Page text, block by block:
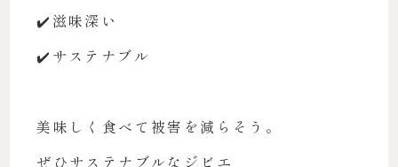
✔️滋味深い
✔️サステナブル
美味しく食べて被害を減らそう。
ぜひサステナブルなジビエ